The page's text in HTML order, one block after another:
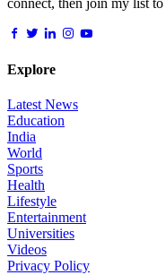
Explore
Latest News
Education
India
World
Sports
Health
Lifestyle
Entertainment
Universities
Videos
Privacy Policy